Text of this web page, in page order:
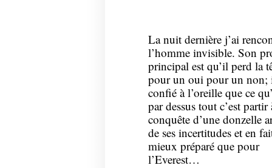
La nuit dernière j’ai
l’homme invisible. Son
principal est qu’il perd la
pour un oui pour un non;
confié à l’oreille que ce
par dessus tout c’est partir
conquête d’une donzelle
de ses incertitudes et en
mieux préparé que pour
l’Everest…